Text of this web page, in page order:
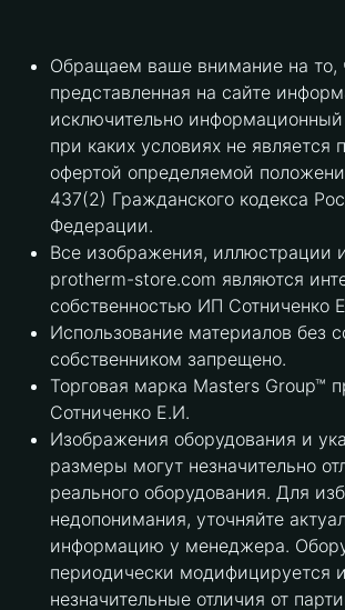
Обращаем ваше внимание на то,
представленная на сайте
исключительно
при каких условиях не является
офертой определяемой
437(2) Гражданского кодекса
Федерации.
Все изображения, иллюстрации
protherm-store.com являются
собственностью ИП Сотниченко
Использование материалов без
собственником запрещено.
Торговая марка Masters Group™
Сотниченко Е.И.
Изображения оборудования и
размеры могут незначительно
реального оборудования. Для
недопонимания, уточняйте
информацию у менеджера.
периодически модифицируется
незначительные отличия от